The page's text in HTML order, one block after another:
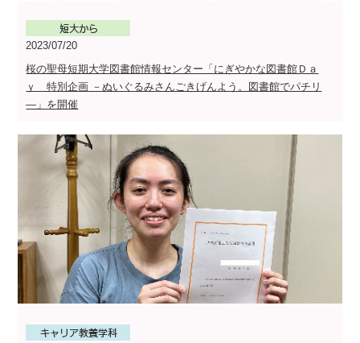
2023/07/20
桜の聖母短期大学図書館情報センター「にぎやかな図書館Ｄａ
ｙ 特別企画 －ぬいぐるみさんごきげんよう。図書館でパチリ
―」を開催